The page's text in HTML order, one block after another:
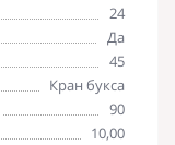
24
Да
45
Кран букса
90
10,00